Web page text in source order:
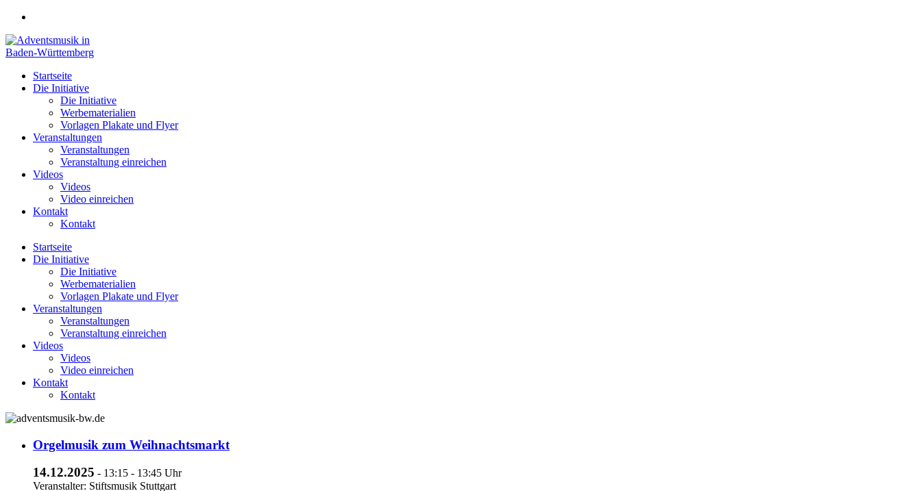
Zum
springen
Startseite
Die Initiative
Die Initiative
Werbematerialien
Vorlagen Plakate und Flyer
Veranstaltungen
Veranstaltungen
Veranstaltung einreichen
Videos
Videos
Video einreichen
Kontakt
Kontakt
Startseite
Die Initiative
Die Initiative
Werbematerialien
Vorlagen Plakate und Flyer
Veranstaltungen
Veranstaltungen
Veranstaltung einreichen
Videos
Videos
Video einreichen
Kontakt
Kontakt
Orgelmusik zum Weihnachtsmarkt
14.12.2025 - 13:15 - 13:45 Uhr
Veranstalter: Stiftsmusik Stuttgart